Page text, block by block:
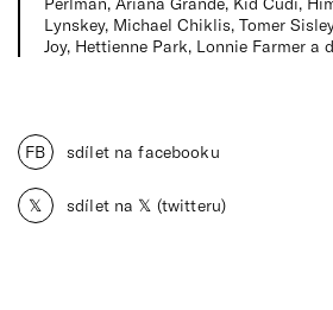
Lynskey, Michael Chiklis, Tomer
Joy, Hettienne Park, Lonnie Farmer a
FB sdílet na facebooku
𝕏 sdílet na 𝕏 (twitteru)